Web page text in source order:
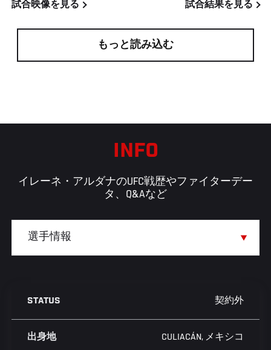
試合映像を見る 試合結果を見る
もっと読み込む
INFO
イレーネ・アルダナのUFC戦歴やファイターデー
タ、Q&Aなど
STATUS 契約外
出身地 CULIACÁN, メキシコ